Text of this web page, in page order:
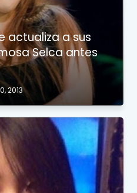
actualiza a sus
Selca antes
2013